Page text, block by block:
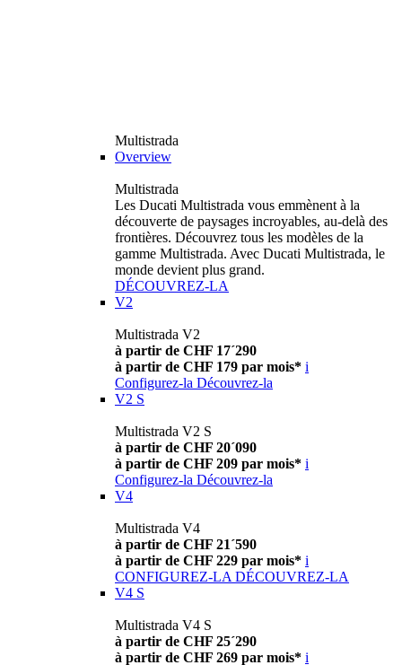
Multistrada
Overview
Multistrada
Les Ducati Multistrada vous emmènent à la
découverte de paysages incroyables, au-delà des
frontières. Découvrez tous les modèles de la
gamme Multistrada. Avec Ducati Multistrada, le
monde devient plus grand.
DÉCOUVREZ-LA
V2
Multistrada V2
à partir de CHF 17´290
à partir de CHF 179 par mois* i
Configurez-la Découvrez-la
V2 S
Multistrada V2 S
à partir de CHF 20´090
à partir de CHF 209 par mois* i
Configurez-la Découvrez-la
V4
Multistrada V4
à partir de CHF 21´590
à partir de CHF 229 par mois* i
CONFIGUREZ-LA DÉCOUVREZ-LA
V4 S
Multistrada V4 S
à partir de CHF 25´290
à partir de CHF 269 par mois* i